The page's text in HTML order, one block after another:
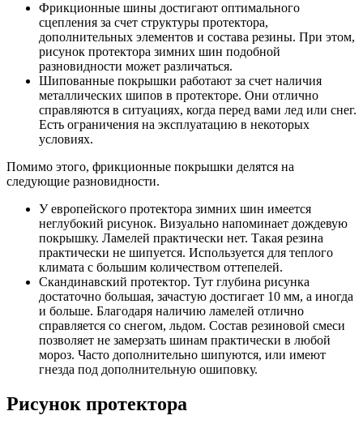
Фрикционные шины достигают оптимального
сцепления за счет структуры протектора,
дополнительных элементов и состава резины. При этом,
рисунок протектора зимних шин подобной
разновидности может различаться.
Шипованные покрышки работают за счет наличия
металлических шипов в протекторе. Они отлично
справляются в ситуациях, когда перед вами лед или снег.
Есть ограничения на эксплуатацию в некоторых
условиях.
Помимо этого, фрикционные покрышки делятся на
следующие разновидности.
У европейского протектора зимних шин имеется
неглубокий рисунок. Визуально напоминает дождевую
покрышку. Ламелей практически нет. Такая резина
практически не шипуется. Используется для теплого
климата с большим количеством оттепелей.
Скандинавский протектор. Тут глубина рисунка
достаточно большая, зачастую достигает 10 мм, а иногда
и больше. Благодаря наличию ламелей отлично
справляется со снегом, льдом. Состав резиновой смеси
позволяет не замерзать шинам практически в любой
мороз. Часто дополнительно шипуются, или имеют
гнезда под дополнительную ошиповку.
Рисунок протектора